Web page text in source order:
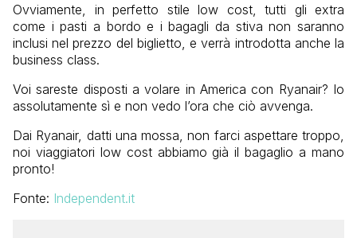
Ovviamente, in perfetto stile low cost, tutti gli extra
come i pasti a bordo e i bagagli da stiva non saranno
inclusi nel prezzo del biglietto, e verrà introdotta anche la
business class.
Voi sareste disposti a volare in America con Ryanair? Io
assolutamente sì e non vedo l’ora che ciò avvenga.
Dai Ryanair, datti una mossa, non farci aspettare troppo,
noi viaggiatori low cost abbiamo già il bagaglio a mano
pronto!
Fonte: Independent.it